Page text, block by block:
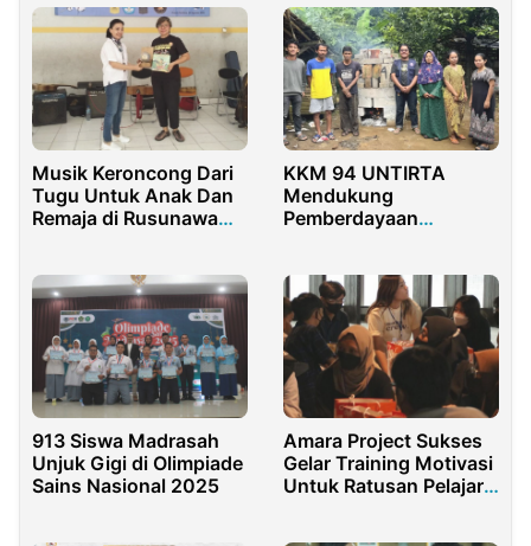
Musik Keroncong Dari
Tugu Untuk Anak Dan
Remaja di Rusunawa
KKM 94 UNTIRTA
Mendukung
Pemberdayaan
913 Siswa Madrasah
Unjuk Gigi di Olimpiade
Sains Nasional 2025
Amara Project Sukses
Gelar Training Motivasi
Untuk Ratusan Pelajar